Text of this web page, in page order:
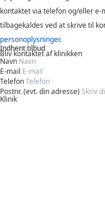
kontaktet via telefon og/eller
tilbagekaldes ved at skrive til
personoplysninger.
Indhent tilbud
Bliv kontaktet af klinikken
Navn
E-mail
Telefon
Postnr. (evt. din adresse)
Klinik